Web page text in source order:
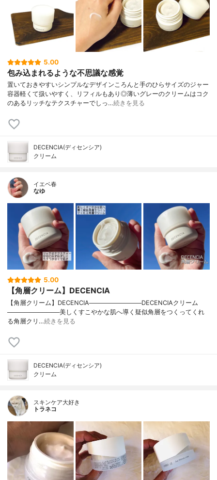
5.00
包み込まれるような不思議な感覚
置いておきやすいシンプルなデザインころんと手のひらサイズのジャー
容器軽くて扱いやすく、リフィルもあり◎薄いグレーのクリームはコク
のあるリッチなテクスチャーでしっ…続きを見る
DECENCIA(ディセンシア)
クリーム
イエベ春
なゆ
5.00
【角層クリーム】DECENCIA
【角層クリーム】DECENCIA────────────DECENCIAクリーム
────────────美しくすこやかな肌へ導く疑似角層をつくってくれ
る角層クリ…続きを見る
DECENCIA(ディセンシア)
クリーム
スキンケア大好き
トラネコ